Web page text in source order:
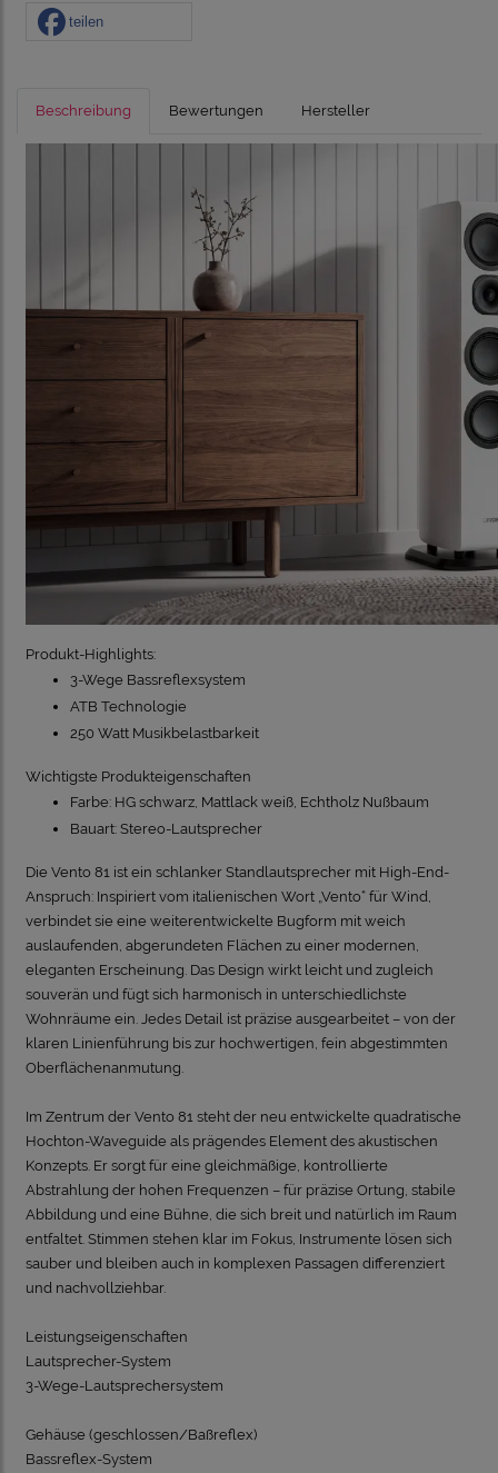
teilen
Beschreibung Bewertungen Hersteller
Produkt-Highlights:
3-Wege Bassreflexsystem
ATB Technologie
250 Watt Musikbelastbarkeit
Wichtigste Produkteigenschaften
Farbe: HG schwarz, Mattlack weiß, Echtholz Nußbaum
Bauart: Stereo-Lautsprecher
Die Vento 81 ist ein schlanker Standlautsprecher mit High-End-
Anspruch: Inspiriert vom italienischen Wort „Vento“ für Wind,
verbindet sie eine weiterentwickelte Bugform mit weich
auslaufenden, abgerundeten Flächen zu einer modernen,
eleganten Erscheinung. Das Design wirkt leicht und zugleich
souverän und fügt sich harmonisch in unterschiedlichste
Wohnräume ein. Jedes Detail ist präzise ausgearbeitet – von der
klaren Linienführung bis zur hochwertigen, fein abgestimmten
Oberflächenanmutung.
Im Zentrum der Vento 81 steht der neu entwickelte quadratische
Hochton-Waveguide als prägendes Element des akustischen
Konzepts. Er sorgt für eine gleichmäßige, kontrollierte
Abstrahlung der hohen Frequenzen – für präzise Ortung, stabile
Abbildung und eine Bühne, die sich breit und natürlich im Raum
entfaltet. Stimmen stehen klar im Fokus, Instrumente lösen sich
sauber und bleiben auch in komplexen Passagen differenziert
und nachvollziehbar.
Leistungseigenschaften
Lautsprecher-System
3-Wege-Lautsprechersystem
Gehäuse (geschlossen/Baßreflex)
Bassreflex-System